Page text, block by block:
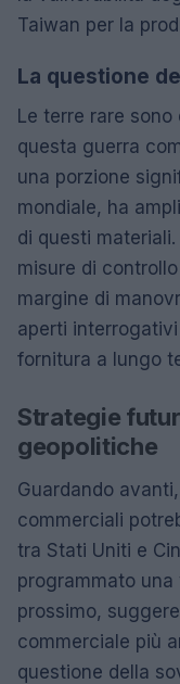
Taiwan per la
La questione
Le terre rare
questa guerra
una porzione
mondiale, ha
di questi
misure di
margine di
aperti
fornitura a lungo
Strategie
geopolitiche
Guardando
commerciali
tra Stati Uniti e
programmato una
prossimo,
commerciale più
questione della